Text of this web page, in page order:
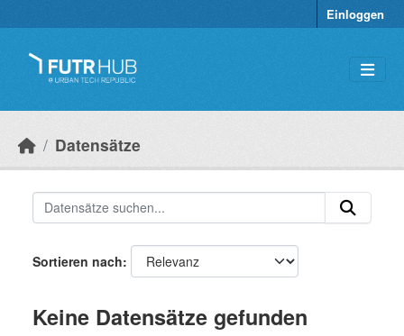
Einloggen
Datensätze
Sortieren nach
Keine Datensätze gefunden